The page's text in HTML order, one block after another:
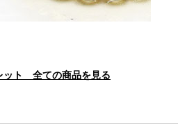
ット 全ての商品を見る